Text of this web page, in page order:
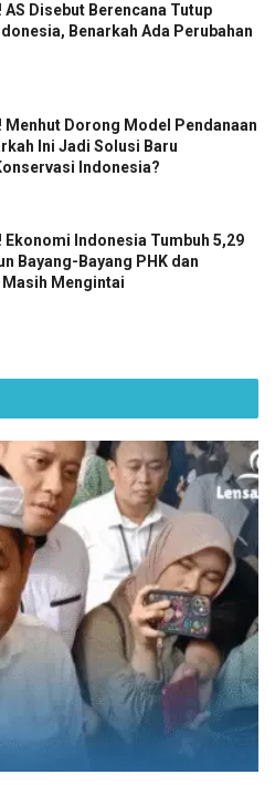
AS Disebut Berencana Tutup
Benarkah Ada Perubahan
Menhut Dorong Model Pendanaan
Ini Jadi Solusi Baru
Indonesia?
Ekonomi Indonesia Tumbuh 5,29
Bayang-Bayang PHK dan
Masih Mengintai